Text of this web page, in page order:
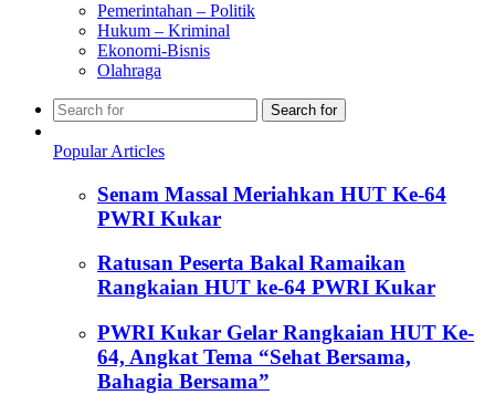
Pemerintahan – Politik
Hukum – Kriminal
Ekonomi-Bisnis
Olahraga
Search for
Popular Articles
Senam Massal Meriahkan HUT Ke-64
PWRI Kukar
Ratusan Peserta Bakal Ramaikan
Rangkaian HUT ke-64 PWRI Kukar
PWRI Kukar Gelar Rangkaian HUT Ke-
64, Angkat Tema “Sehat Bersama,
Bahagia Bersama”